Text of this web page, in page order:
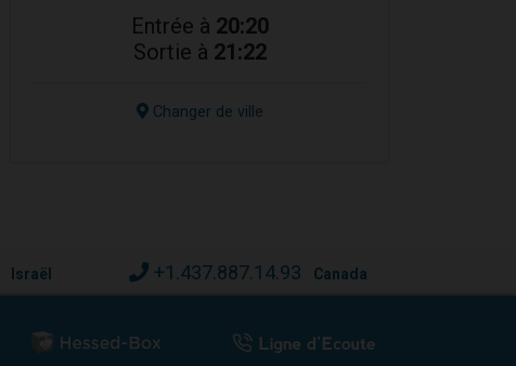
Entrée à 20:20
Sortie à 21:22
Changer de ville
Israël +1.437.887.14.93 Canada